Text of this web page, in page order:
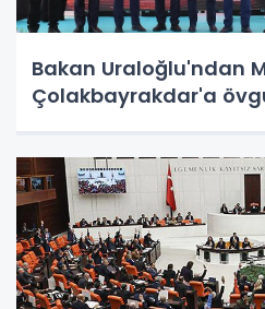
Bakan Uraloğlu'ndan
Çolakbayrakdar'a